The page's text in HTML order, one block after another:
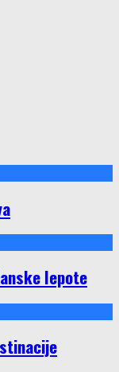
lepote